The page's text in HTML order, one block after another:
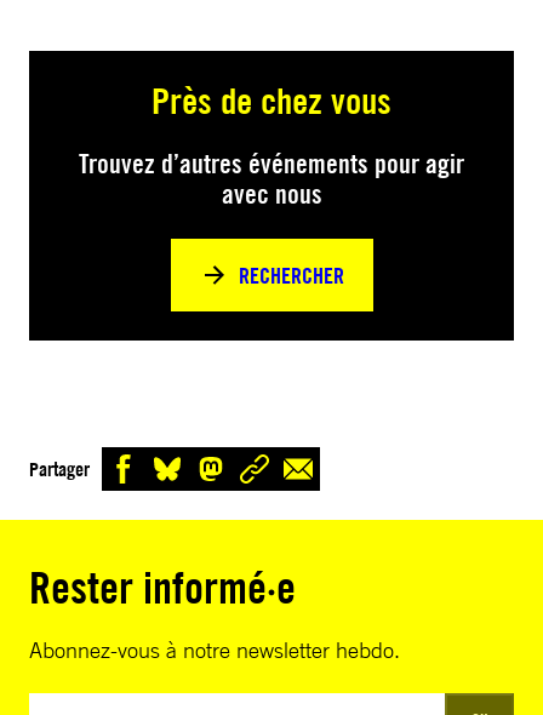
Près de chez vous
Trouvez d’autres événements pour agir
avec nous
RECHERCHER
Partager
Rester informé·e
Abonnez-vous à notre newsletter hebdo.